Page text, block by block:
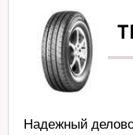
Надежный